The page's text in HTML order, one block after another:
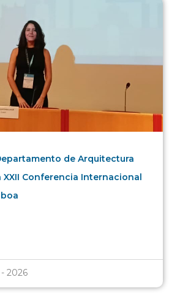
de Arquitectura
XXII Conferencia Internacional
2026